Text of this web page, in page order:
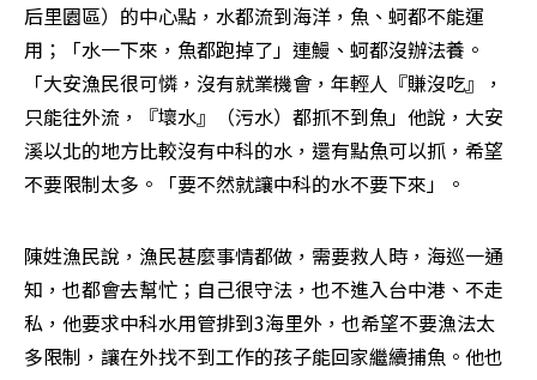
后里園區）的中心點，水都流到海洋，魚、蚵都不能運
用；「水一下來，魚都跑掉了」連鰻、蚵都沒辦法養。
「大安漁民很可憐，沒有就業機會，年輕人『賺沒吃』，
只能往外流，『壞水』（污水）都抓不到魚」他說，大安
溪以北的地方比較沒有中科的水，還有點魚可以抓，希望
不要限制太多。「要不然就讓中科的水不要下來」。
陳姓漁民說，漁民甚麼事情都做，需要救人時，海巡一通
知，也都會去幫忙；自己很守法，也不進入台中港、不走
私，他要求中科水用管排到3海里外，也希望不要漁法太
多限制，讓在外找不到工作的孩子能回家繼續捕魚。他也